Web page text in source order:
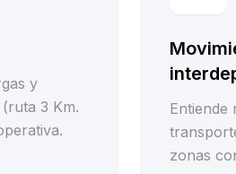
y
3 Km.
Entiende
zonas